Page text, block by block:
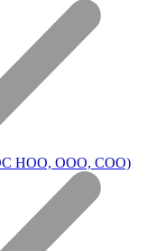
НОО, ООО, СОО)